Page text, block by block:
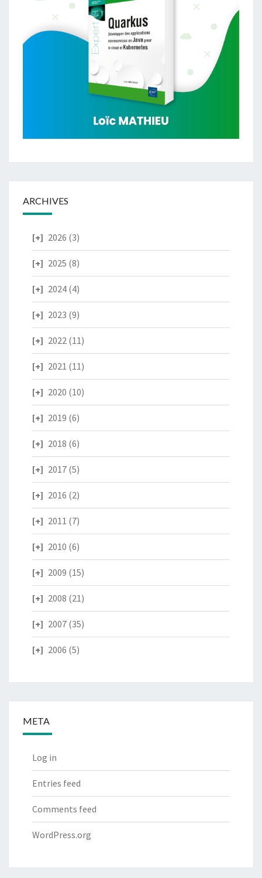
ARCHIVES
2026 (3)
2025 (8)
2024 (4)
2023 (9)
2022 (11)
2021 (11)
2020 (10)
2019 (6)
2018 (6)
2017 (5)
2016 (2)
2011 (7)
2010 (6)
2009 (15)
2008 (21)
2007 (35)
2006 (5)
META
Log in
Entries feed
Comments feed
WordPress.org